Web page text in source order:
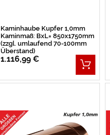
Kaminhaube Kupfer 1,0mm
Kaminmaß: BxL= 850x1750mm
(zzgl. umlaufend 70-100mm
Überstand)
1.116,99 €